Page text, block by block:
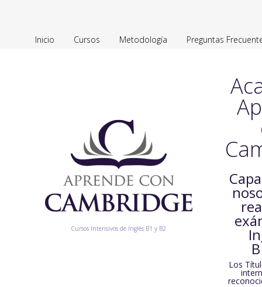
Inicio Cursos Metodología Preguntas
Cursos Intensivos de Inglés B1 y B2
Los